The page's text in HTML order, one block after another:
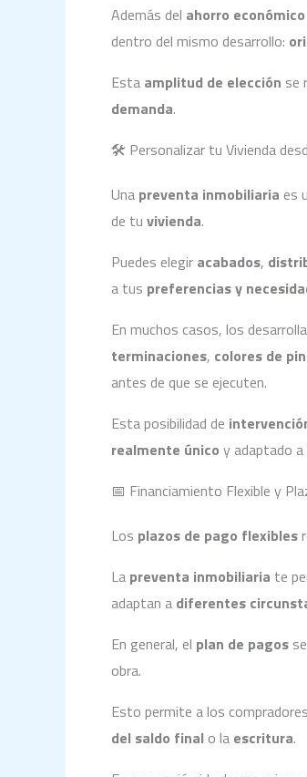
Además del ahorro
dentro del mismo desarrollo:
Esta amplitud de elección se
demanda.
🛠️ Personalizar tu Vivienda
Una preventa inmobiliaria es
de tu vivienda.
Puedes elegir acabados,
a tus preferencias y
En muchos casos, los
terminaciones, colores de
antes de que se ejecuten.
Esta posibilidad de
realmente único y adaptado
📅 Financiamiento Flexible y
Los plazos de pago flexibles
La preventa inmobiliaria te
adaptan a diferentes
En general, el plan de pagos
obra.
Esto permite a los compradores
del saldo final o la escritura.